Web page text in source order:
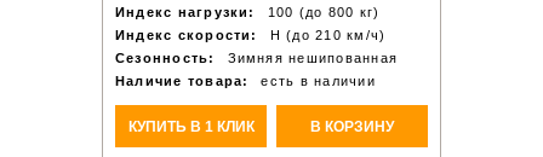
Индекс нагрузки:
100 (до 800 кг)
Индекс скорости:
H (до 210 км/ч)
Сезонность:
Зимняя нешипованная
Наличие товара:
есть в наличии
КУПИТЬ В 1 КЛИК В КОРЗИНУ